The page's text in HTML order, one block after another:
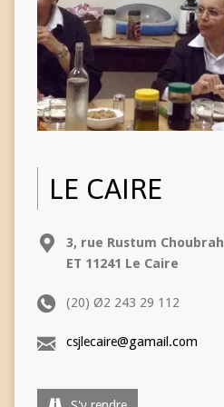
LE CAIRE
3, rue Rustum Choubrah
ET 11241 Le Caire
(20) Ø2 243 29 112
csjlecaire@gamail.com